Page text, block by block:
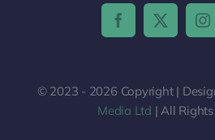
© 2023 - 2026 Copyright |
Media Ltd | All